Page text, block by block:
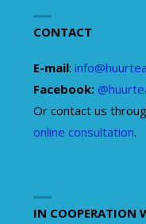
CONTACT
E-mail:
Facebook:
Or contact us
online consultation.
IN COOPERATION